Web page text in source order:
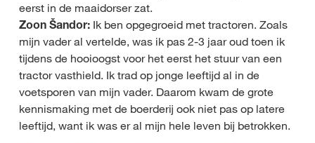
eerst in de maaidorser zat.
Zoon Šandor: Ik ben opgegroeid met tractoren. Zoals
mijn vader al vertelde, was ik pas 2-3 jaar oud toen ik
tijdens de hooioogst voor het eerst het stuur van een
tractor vasthield. Ik trad op jonge leeftijd al in de
voetsporen van mijn vader. Daarom kwam de grote
kennismaking met de boerderij ook niet pas op latere
leeftijd, want ik was er al mijn hele leven bij betrokken.